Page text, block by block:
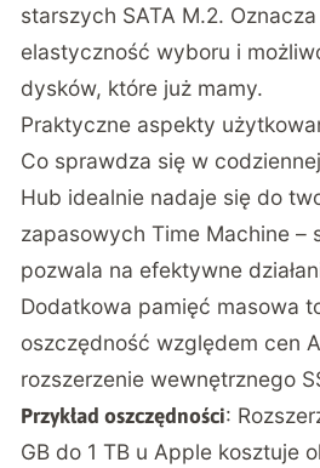
starszych SATA M.2.
elastyczność wyboru i
dysków, które już mamy.
Praktyczne aspekty
Co sprawdza się w
Hub idealnie nadaje się do
zapasowych Time Machine –
pozwala na efektywne
Dodatkowa pamięć masowa
oszczędność względem cen
rozszerzenie wewnętrznego
Przykład oszczędności:
GB do 1 TB u Apple kosztuje